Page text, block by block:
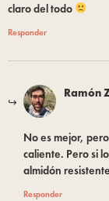
claro del todo
Responder
Ramón
No es mejor,
caliente. Pero si
almidón
Responder